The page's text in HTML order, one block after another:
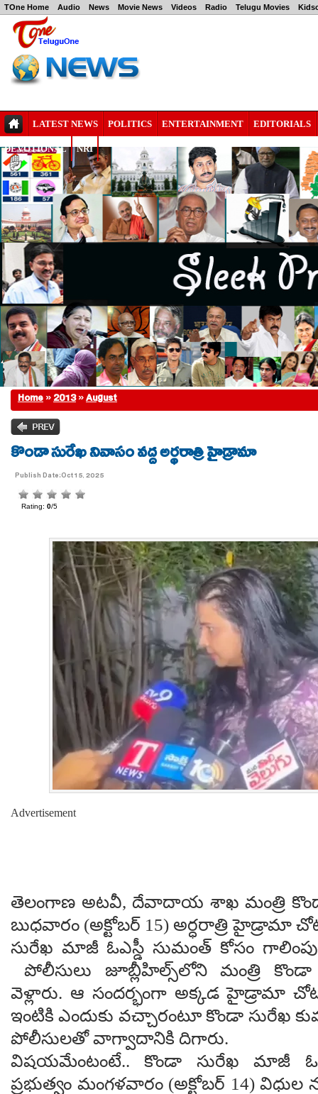
TOne Home Audio News Movie News Videos Radio Telugu Movies
LATEST NEWS POLITICS ENTERTAINMENT EDITORIALS
DEVOTIONAL NRI
Home»2013»August
కొండా సురేఖ నివాసం వద్ద అర్థరాత్రి హైడ్రామా
Publish Date:Oct 15, 2025
Advertisement
తెలంగాణ అటవీ, దేవాదాయ శాఖ మంత్రి కొండా
బుధవారం (అక్టోబర్ 15) అర్ధరాత్రి హైడ్రామా
సురేఖ మాజీ ఓఎస్డీ సుమంత్ కోసం
పోలీసులు జూబ్లీహిల్స్‌లోని మంత్రి
వెళ్లారు. ఆ సందర్భంగా అక్కడ హైడ్రామా
ఇంటికి ఎందుకు వచ్చారంటూ కొండా సురేఖ
పోలీసులతో వాగ్వాదానికి దిగారు.
విషయమేంటంటే.. కొండా సురేఖ మాజీ
ప్రభుత్వం మంగళవారం (అక్టోబర్ 14)